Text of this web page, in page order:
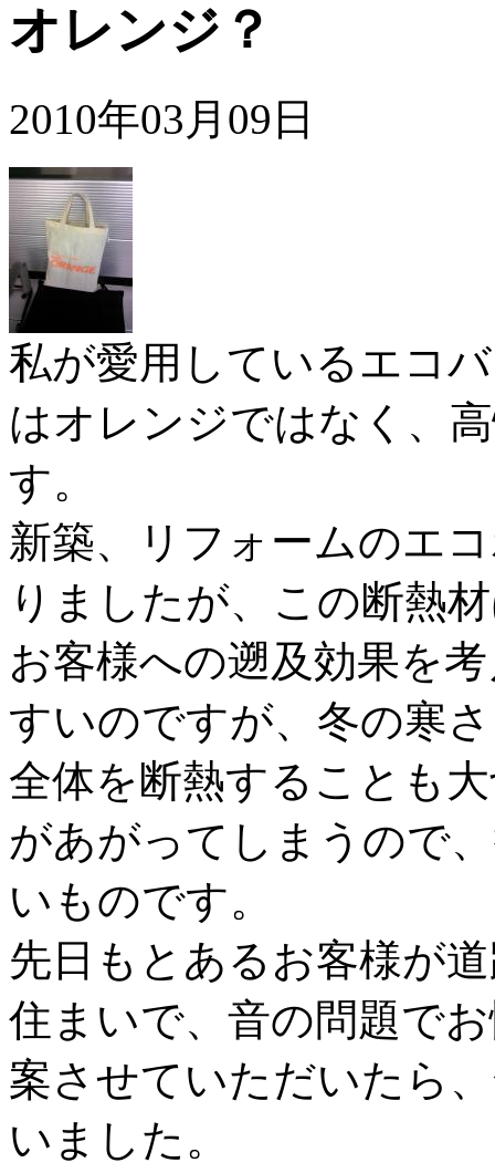
オレンジ？
2010年03月09日
私が愛用しているエコ
はオレンジではなく、
す。
新築、リフォームのエ
りましたが、この断熱
お客様への遡及効果を
すいのですが、冬の寒
全体を断熱することも
があがってしまうので
いものです。
先日もとあるお客様が
住まいで、音の問題で
案させていただいたら
いました。